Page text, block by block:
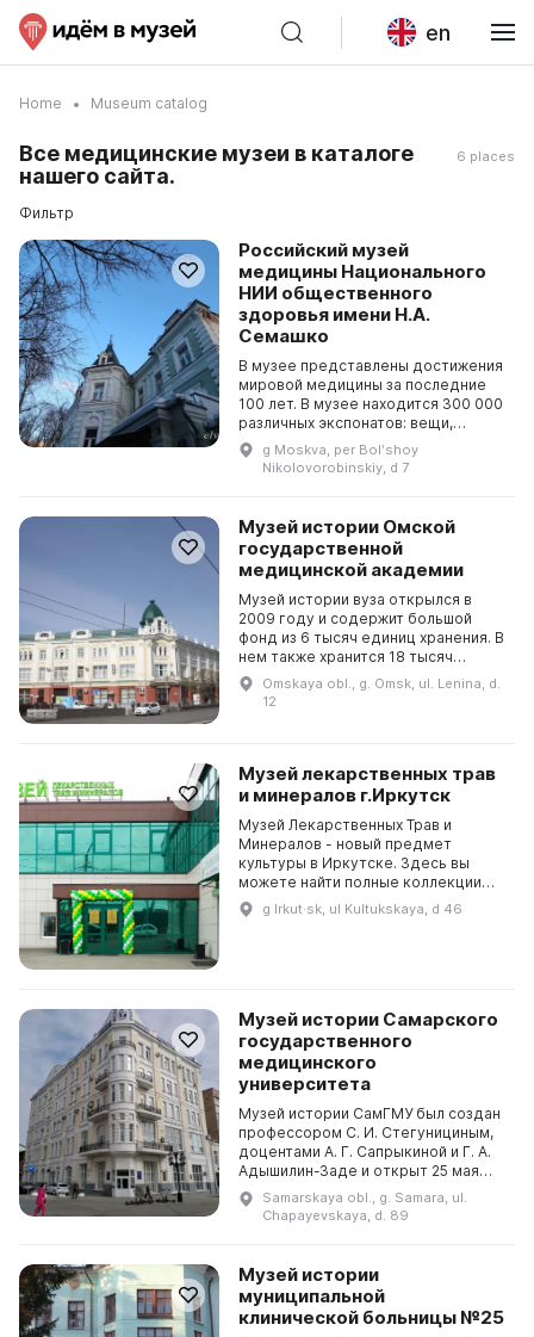
en
Home Museum catalog
Все медицинские музеи в каталоге
нашего сайта.
6 places
Фильтр
Российский музей
медицины Национального
НИИ общественного
здоровья имени Н.А.
Семашко
В музее представлены достижения
мировой медицины за последние
100 лет. В музее находится 300 000
различных экспонатов: вещи,
документы, журналы операций,
медицинские инструменты и
оборудование изве...
g Moskva, per Bolʹshoy
Nikolovorobinskiy, d 7
Музей истории Омской
государственной
медицинской академии
Музей истории вуза открылся в
2009 году и содержит большой
фонд из 6 тысяч единиц хранения. В
нем также хранится 18 тысяч
документов, фотографий и
фильмов. Он является памятником
Omskaya obl., g. Omsk, ul. Lenina, d.
12
Музей лекарственных трав
и минералов г.Иркутск
Музей Лекарственных Трав и
Минералов - новый предмет
культуры в Иркутске. Здесь вы
можете найти полные коллекции
лекарственных трав, минеральных
вод и лечебных грязей России, а
g Irkut·sk, ul Kultukskaya, d 46
Музей истории Самарского
государственного
медицинского
университета
Музей истории СамГМУ был создан
профессором С. И. Стегунициным,
доцентами А. Г. Сапрыкиной и Г. А.
Адышилин-Заде и открыт 25 мая
1974 г. В 2001 г. экспозиция была
обновлена. На стендах музея
представл...
Samarskaya obl., g. Samara, ul.
Chapayevskaya, d. 89
Музей истории
муниципальной
клинической больницы №25